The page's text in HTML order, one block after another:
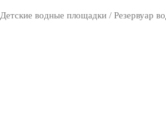
Детские водные площадки/ Резервуар